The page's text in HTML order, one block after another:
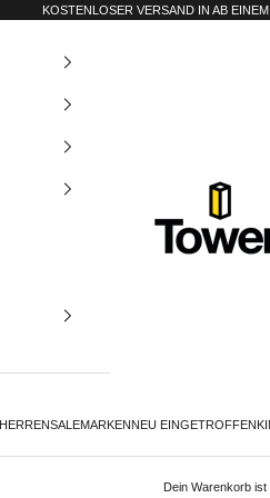
KOSTENLOSER VERSAND IN AB
Tower-London.De
HERRENSALEMARKEN NEU EINGETROFFEN
Dein Warenkorb ist